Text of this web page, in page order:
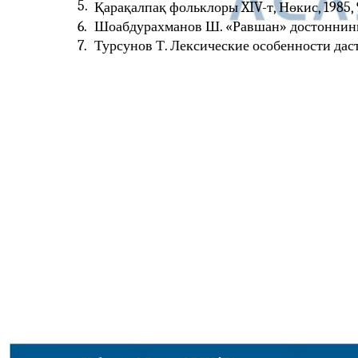
5. Қарақалпақ фольклоры XIV-т, Нөкис, 1985,
6. Шоабдурахманов Ш. «Равшан»
7. Турсунов Т. Лексические особенности